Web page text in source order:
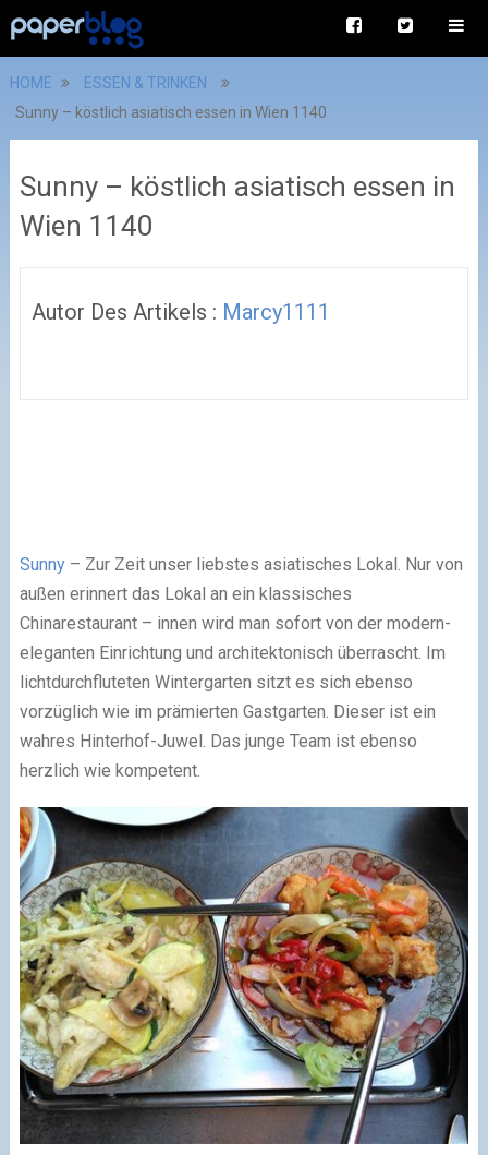
HOME
ESSEN & TRINKEN
Sunny – köstlich asiatisch essen in Wien 1140
Sunny – köstlich asiatisch essen in
Wien 1140
Autor Des Artikels : Marcy1111
Sunny– Zur Zeit unser liebstes asiatisches Lokal. Nur von
außen erinnert das Lokal an ein klassisches
Chinarestaurant – innen wird man sofort von der modern-
eleganten Einrichtung und architektonisch überrascht. Im
lichtdurchfluteten Wintergarten sitzt es sich ebenso
vorzüglich wie im prämierten Gastgarten. Dieser ist ein
wahres Hinterhof-Juwel. Das junge Team ist ebenso
herzlich wie kompetent.